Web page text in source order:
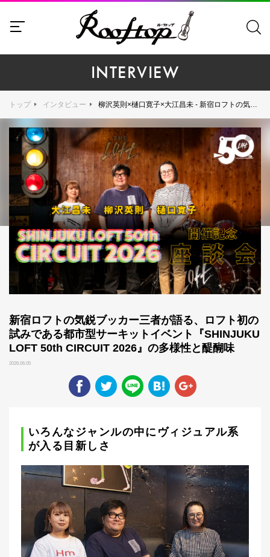
INTERVIEW
トップ インタビュー 柳沢英則×樋口寛子×大江昌未 - 新宿ロフトの気鋭ブッカー三者が語る、ロフト初の試みである都市型サーキットイベント『SHINJUKU LOFT 50th CIRCUIT 2026』の多様性と醍醐味
新宿ロフトの気鋭ブッカー三者が語る、ロフト初の
試みである都市型サーキットイベント『SHINJUKU
LOFT 50th CIRCUIT 2026』の多様性と醍醐味
2026.06.05
いろんなジャンルの中にヴィジュアル系
が入る目新しさ